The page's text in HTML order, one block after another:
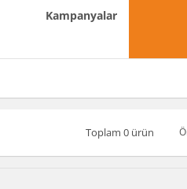
Kampanyalar
Toplam 0 ürün